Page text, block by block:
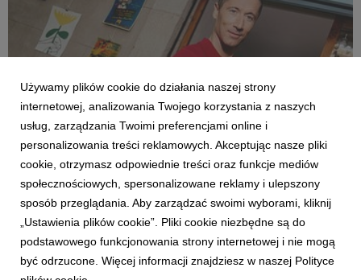
KLIENCI I PROJEKTY
Startuje kampania Banku Pekao „Ciekawi
świata. Mobilni w życiu” z Robertem
Lewandowskim
3 czerwca 2026
Używamy plików cookie do działania naszej strony
internetowej, analizowania Twojego korzystania z naszych
usług, zarządzania Twoimi preferencjami online i
personalizowania treści reklamowych. Akceptując nasze pliki
cookie, otrzymasz odpowiednie treści oraz funkcje mediów
społecznościowych, spersonalizowane reklamy i ulepszony
sposób przeglądania. Aby zarządzać swoimi wyborami, kliknij
„Ustawienia plików cookie”. Pliki cookie niezbędne są do
podstawowego funkcjonowania strony internetowej i nie mogą
być odrzucone. Więcej informacji znajdziesz w naszej Polityce